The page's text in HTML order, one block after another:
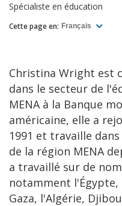
Spécialiste en éducation
Cette page en: Français
Christina Wright est
dans le secteur de
MENA à la Banque
américaine, elle a
1991 et travaille
de la région MENA
a travaillé sur de
notamment l'Égypte,
Gaza, l'Algérie,